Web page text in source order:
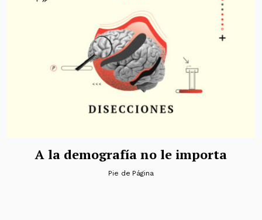
A la demografía no le importa
Pie de Página